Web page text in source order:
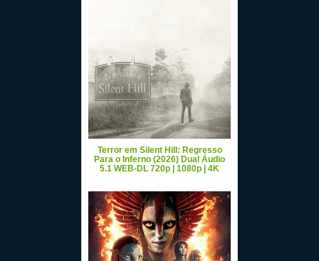
Terror em Silent Hill: Regresso
Para o Inferno (2026) Dual Áudio
5.1 WEB-DL 720p | 1080p | 4K